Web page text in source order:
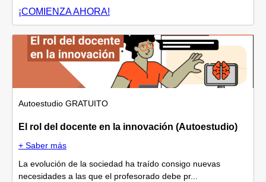
¡COMIENZA AHORA!
Autoestudio GRATUITO
El rol del docente en la innovación (Autoestudio)
+ Saber más
La evolución de la sociedad ha traído consigo nuevas
necesidades a las que el profesorado debe pr...